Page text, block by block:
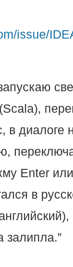
issue/
в диалоге
Enter
в
залипла.”